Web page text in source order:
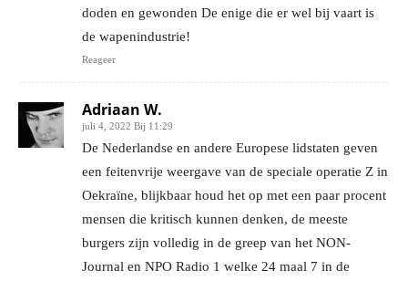
doden en gewonden De enige die er wel bij vaart is
de wapenindustrie!
Reageer
Adriaan W.
juli 4, 2022 Bij 11:29
De Nederlandse en andere Europese lidstaten geven
een feitenvrije weergave van de speciale operatie Z in
Oekraïne, blijkbaar houd het op met een paar procent
mensen die kritisch kunnen denken, de meeste
burgers zijn volledig in de greep van het NON-
Journal en NPO Radio 1 welke 24 maal 7 in de